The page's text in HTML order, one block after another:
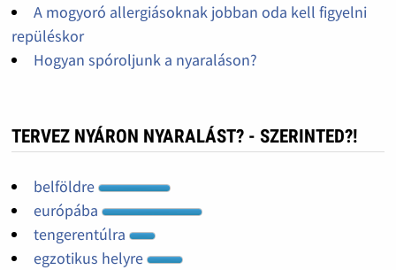
A mogyoró allergiásoknak jobban oda kell figyelni
repüléskor
Hogyan spóroljunk a nyaraláson?
TERVEZ NYÁRON NYARALÁST? - SZERINTED?!
belföldre
európába
tengerentúlra
egzotikus helyre